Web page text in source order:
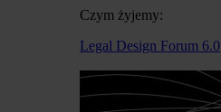
Czym żyjemy:
Legal Design Forum 6.0